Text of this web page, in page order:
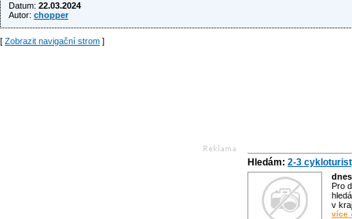
Datum: 22.03.2024
Autor: chopper
[ Zobrazit navigační strom ]
Hledám: 2-3
dnes
Pro
v
více